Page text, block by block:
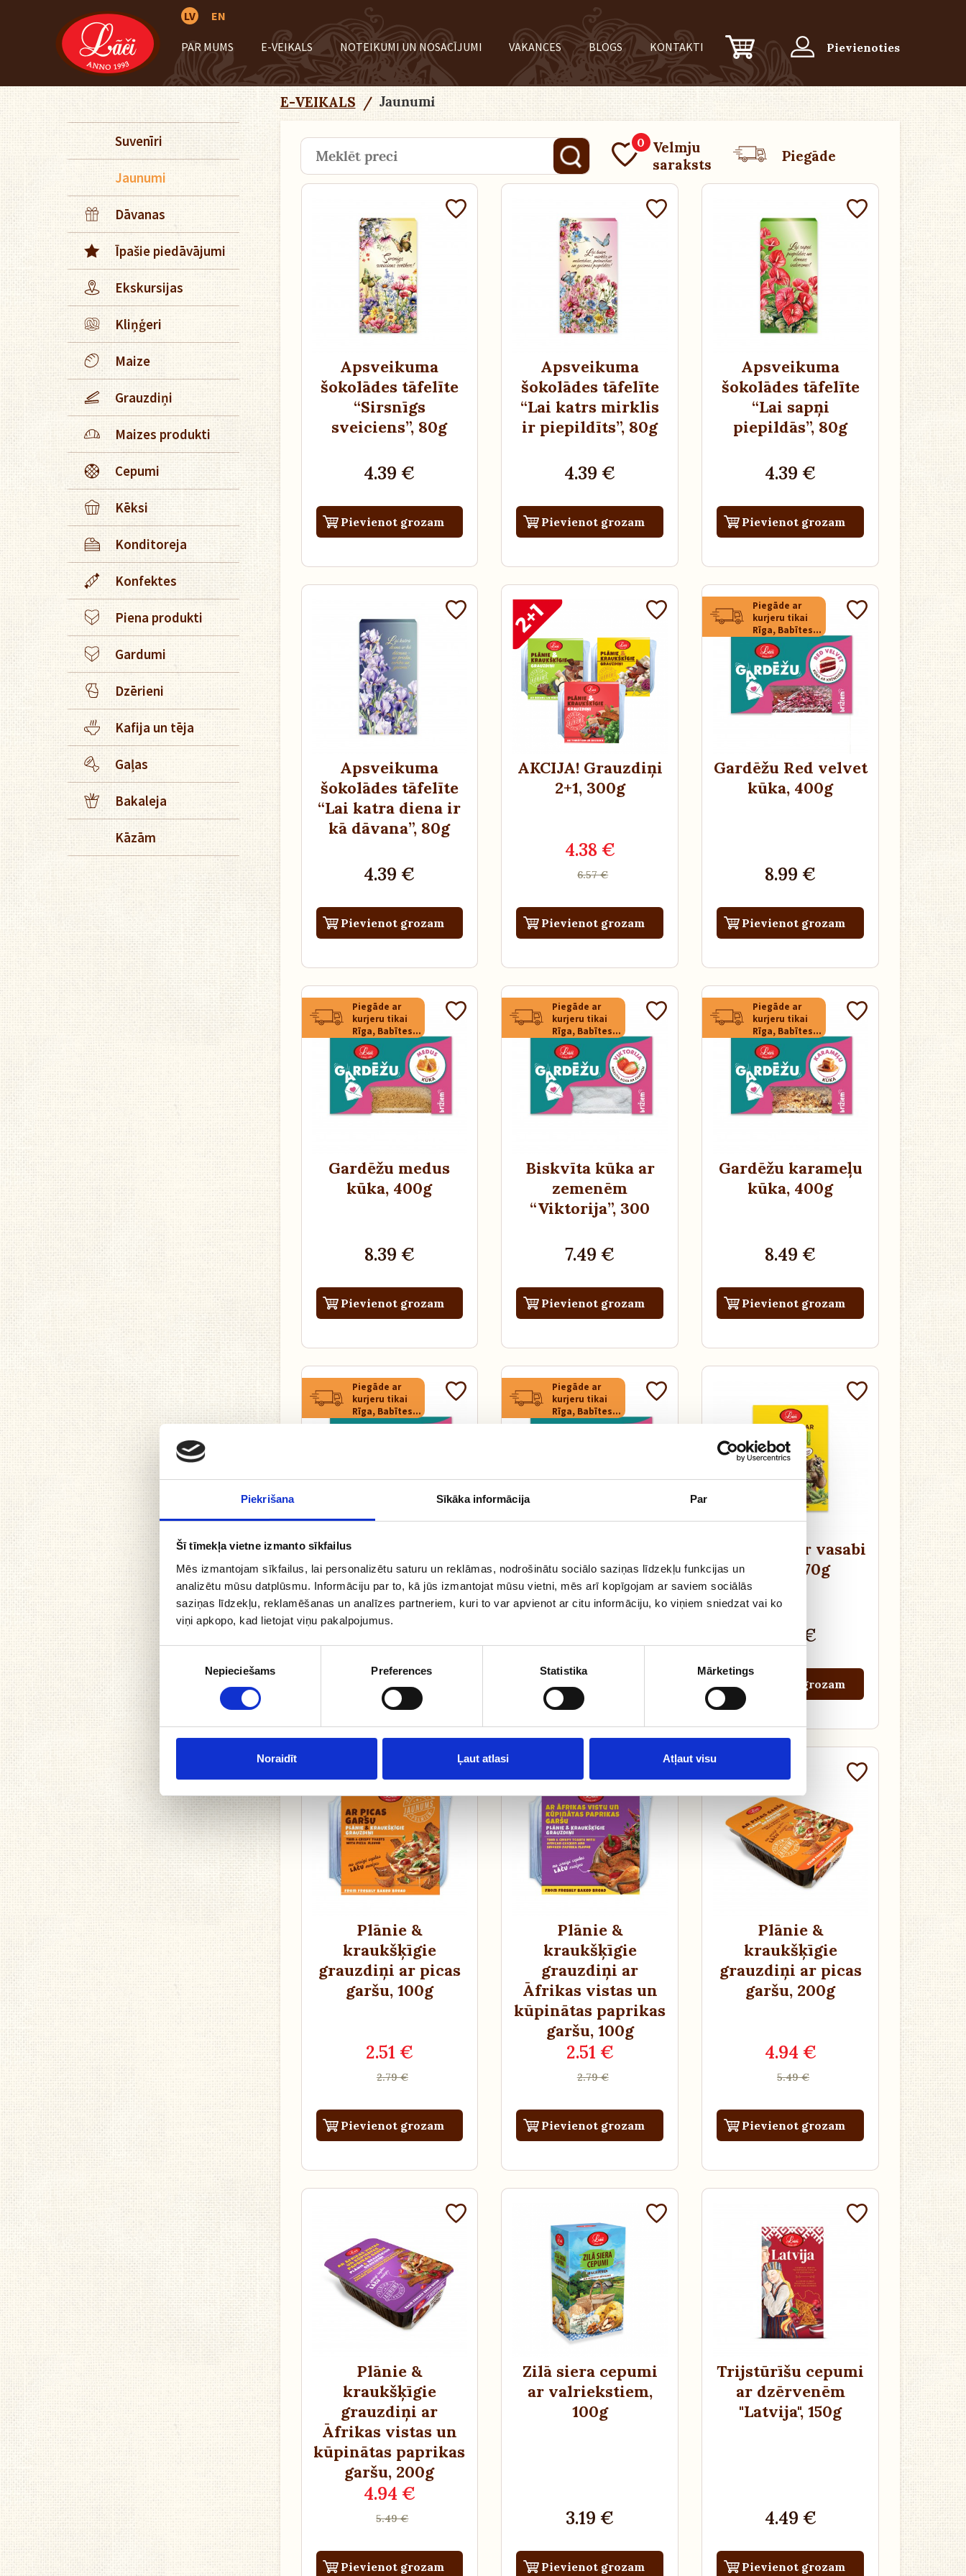
Piekrišana Sīkāka informācija Par
Šī tīmekļa vietne izmanto sīkfailus
Mēs izmantojam sīkfailus, lai personalizētu saturu un reklāmas, nodrošinātu sociālo saziņas līdzekļu funkcijas un
analizētu mūsu datplūsmu. Informāciju par to, kā jūs izmantojat mūsu vietni, mēs arī kopīgojam ar saviem sociālās
saziņas līdzekļu, reklamēšanas un analīzes partneriem, kuri to var apvienot ar citu informāciju, ko viņiem sniedzat vai ko
viņi apkopo, kad lietojat viņu pakalpojumus.
Nepieciešams Preferences Statistika Mārketings
Noraidīt Ļaut atlasi Atļaut visu
LV EN
PAR MUMS E-VEIKALS NOTEIKUMI UN NOSACĪJUMI VAKANCES BLOGS KONTAKTI Pievienoties
Suvenīri
Jaunumi
Dāvanas
Īpašie piedāvājumi
Ekskursijas
Kliņģeri
Maize
Grauzdiņi
Maizes produkti
Cepumi
Kēksi
Konditoreja
Konfektes
Piena produkti
Gardumi
Dzērieni
Kafija un tēja
Gaļas
Bakaleja
Kāzām
E-VEIKALS /Jaunumi
0
Velmju
saraksts
Piegāde
Apsveikuma
šokolādes tāfelīte
“Sirsnīgs
sveiciens”, 80g
4.39 €
Pievienot grozam
Apsveikuma
šokolādes tāfelīte
“Lai katrs mirklis
ir piepildīts”, 80g
4.39 €
Pievienot grozam
Apsveikuma
šokolādes tāfelīte
“Lai sapņi
piepildās”, 80g
4.39 €
Pievienot grozam
Apsveikuma
šokolādes tāfelīte
“Lai katra diena ir
kā dāvana”, 80g
4.39 €
Pievienot grozam
AKCIJA! Grauzdiņi
2+1, 300g
4.38 €
6.57 €
Pievienot grozam
Gardēžu Red velvet
kūka, 400g
8.99 €
Pievienot grozam
Piegāde ar
kurjeru tikai
Rīga, Babītes
novads,
Mārupes
novads
Gardēžu medus
kūka, 400g
8.39 €
Pievienot grozam
Piegāde ar
kurjeru tikai
Rīga, Babītes
novads,
Mārupes
novads
Biskvīta kūka ar
zemenēm
“Viktorija”, 300
7.49 €
Pievienot grozam
Piegāde ar
kurjeru tikai
Rīga, Babītes
novads,
Mārupes
novads
Gardēžu karameļu
kūka, 400g
8.49 €
Pievienot grozam
Piegāde ar
kurjeru tikai
Rīga, Babītes
novads,
Mārupes
novads
Gardēžu Mohito
kūka, 270g
Pievienot grozam
Piegāde ar
kurjeru tikai
Rīga, Babītes
novads,
drumstalu kūka,
400g
Pievienot grozam
Piegāde ar
kurjeru tikai
Rīga, Babītes
novads,
Mandeles ar vasabi
, 70g
3.09 €
Pievienot grozam
Plānie &
kraukšķīgie
grauzdiņi ar picas
garšu, 100g
2.51 €
2.79 €
Pievienot grozam
Plānie &
kraukšķīgie
grauzdiņi ar
Āfrikas vistas un
kūpinātas paprikas
garšu, 100g
2.51 €
2.79 €
Pievienot grozam
Plānie &
kraukšķīgie
grauzdiņi ar picas
garšu, 200g
4.94 €
5.49 €
Pievienot grozam
Plānie &
kraukšķīgie
grauzdiņi ar
Āfrikas vistas un
kūpinātas paprikas
garšu, 200g
4.94 €
5.49 €
Pievienot grozam
Zilā siera cepumi
ar valriekstiem,
100g
3.19 €
Pievienot grozam
Trijstūrīšu cepumi
ar dzērvenēm
"Latvija", 150g
4.49 €
Pievienot grozam